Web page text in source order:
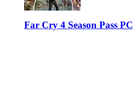
Far Cry 4 Season Pass PC